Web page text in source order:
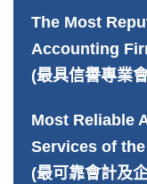
The Most
Accounting
(最具信譽專業
Most Reliable
Services of the
(最可靠會計及